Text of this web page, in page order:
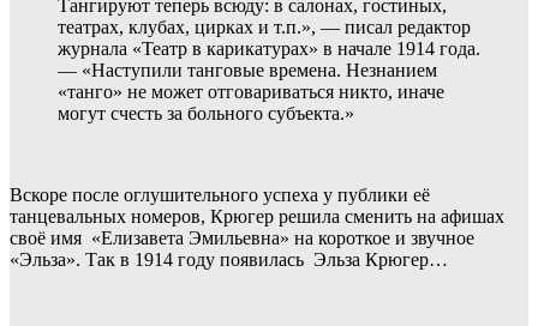
Тангируют теперь всюду: в салонах, гостиных,
театрах, клубах, цирках и т.п.», — писал редактор
журнала «Театр в карикатурах» в начале 1914 года.
— «Наступили танговые времена. Незнанием
«танго» не может отговариваться никто, иначе
могут счесть за больного субъекта.»
Вскоре после оглушительного успеха у публики её
танцевальных номеров, Крюгер решила сменить на афишах
своё имя «Елизавета Эмильевна» на короткое и звучное
«Эльза». Так в 1914 году появилась Эльза Крюгер…